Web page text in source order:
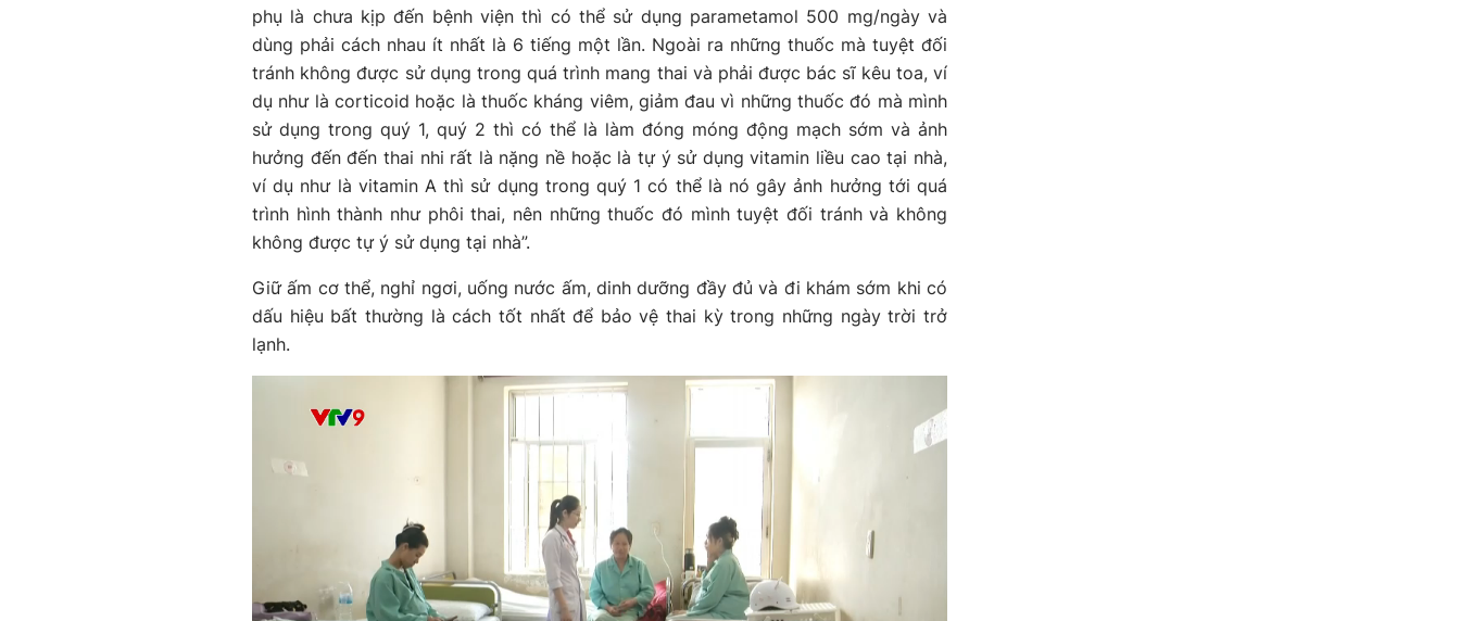
phụ là chưa kịp đến bệnh viện thì có thể sử dụng parametamol 500 mg/ngày và
dùng phải cách nhau ít nhất là 6 tiếng một lần. Ngoài ra những thuốc mà tuyệt đối
tránh không được sử dụng trong quá trình mang thai và phải được bác sĩ kêu toa, ví
dụ như là corticoid hoặc là thuốc kháng viêm, giảm đau vì những thuốc đó mà mình
sử dụng trong quý 1, quý 2 thì có thể là làm đóng móng động mạch sớm và ảnh
hưởng đến đến thai nhi rất là nặng nề hoặc là tự ý sử dụng vitamin liều cao tại nhà,
ví dụ như là vitamin A thì sử dụng trong quý 1 có thể là nó gây ảnh hưởng tới quá
trình hình thành như phôi thai, nên những thuốc đó mình tuyệt đối tránh và không
không được tự ý sử dụng tại nhà”.
Giữ ấm cơ thể, nghỉ ngơi, uống nước ấm, dinh dưỡng đầy đủ và đi khám sớm khi có
dấu hiệu bất thường là cách tốt nhất để bảo vệ thai kỳ trong những ngày trời trở
lạnh.